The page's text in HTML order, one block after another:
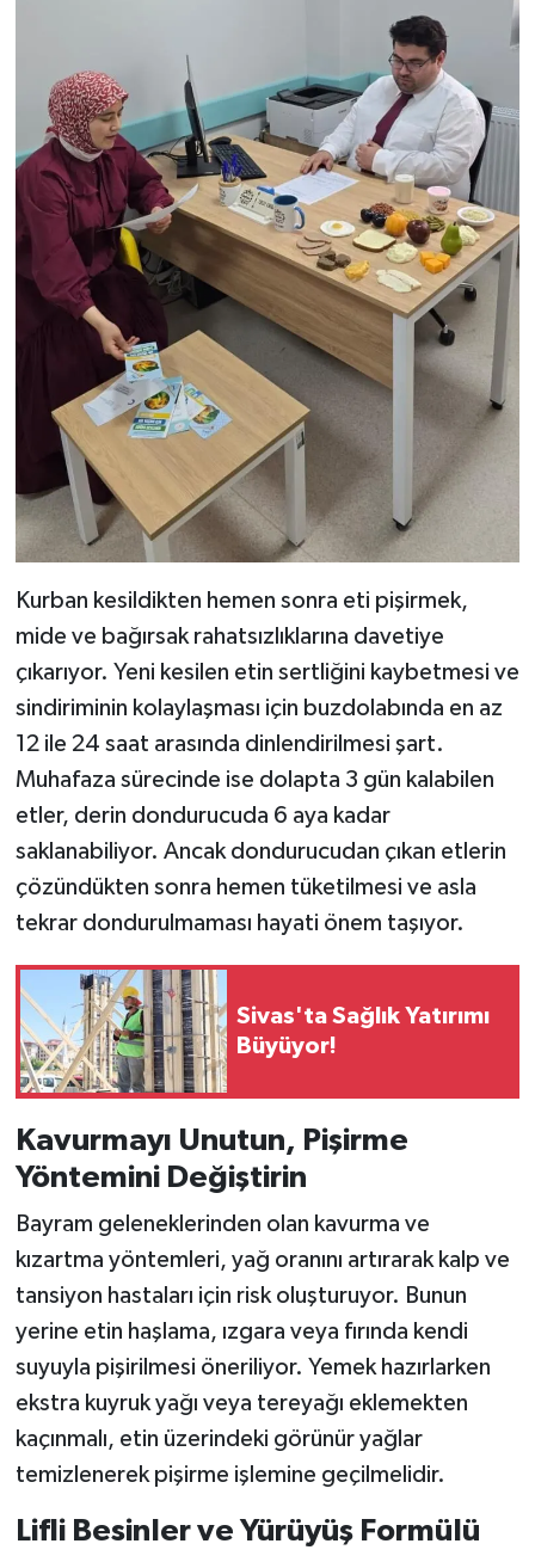
Kurban kesildikten hemen sonra eti pişirmek,
mide ve bağırsak rahatsızlıklarına davetiye
çıkarıyor. Yeni kesilen etin sertliğini kaybetmesi ve
sindiriminin kolaylaşması için buzdolabında en az
12 ile 24 saat arasında dinlendirilmesi şart.
Muhafaza sürecinde ise dolapta 3 gün kalabilen
etler, derin dondurucuda 6 aya kadar
saklanabiliyor. Ancak dondurucudan çıkan etlerin
çözündükten sonra hemen tüketilmesi ve asla
tekrar dondurulmaması hayati önem taşıyor.
Sivas'ta Sağlık Yatırımı
Büyüyor!
Kavurmayı Unutun, Pişirme
Yöntemini Değiştirin
Bayram geleneklerinden olan kavurma ve
kızartma yöntemleri, yağ oranını artırarak kalp ve
tansiyon hastaları için risk oluşturuyor. Bunun
yerine etin haşlama, ızgara veya fırında kendi
suyuyla pişirilmesi öneriliyor. Yemek hazırlarken
ekstra kuyruk yağı veya tereyağı eklemekten
kaçınmalı, etin üzerindeki görünür yağlar
temizlenerek pişirme işlemine geçilmelidir.
Lifli Besinler ve Yürüyüş Formülü